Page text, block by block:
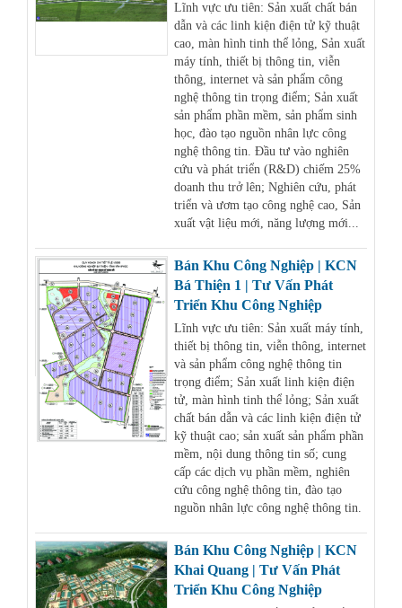
Lĩnh vực ưu tiên: Sản xuất chất bán
dẫn và các linh kiện điện tử kỹ thuật
cao, màn hình tinh thể lỏng, Sản xuất
máy tính, thiết bị thông tin, viễn
thông, internet và sản phẩm công
nghệ thông tin trọng điểm; Sản xuất
sản phẩm phần mềm, sản phẩm sinh
học, đào tạo nguồn nhân lực công
nghệ thông tin. Đầu tư vào nghiên
cứu và phát triển (R&D) chiếm 25%
doanh thu trở lên; Nghiên cứu, phát
triển và ươm tạo công nghệ cao, Sản
xuất vật liệu mới, năng lượng mới...
Bán Khu Công Nghiệp | KCN
Bá Thiện 1 | Tư Vấn Phát
Triển Khu Công Nghiệp
Lĩnh vực ưu tiên: Sản xuất máy tính,
thiết bị thông tin, viễn thông, internet
và sản phẩm công nghệ thông tin
trọng điểm; Sản xuất linh kiện điện
tử, màn hình tinh thể lỏng; Sản xuất
chất bán dẫn và các linh kiện điện tử
kỹ thuật cao; sản xuất sản phẩm phần
mềm, nội dung thông tin số; cung
cấp các dịch vụ phần mềm, nghiên
cứu công nghệ thông tin, đào tạo
nguồn nhân lực công nghệ thông tin.
Bán Khu Công Nghiệp | KCN
Khai Quang | Tư Vấn Phát
Triển Khu Công Nghiệp